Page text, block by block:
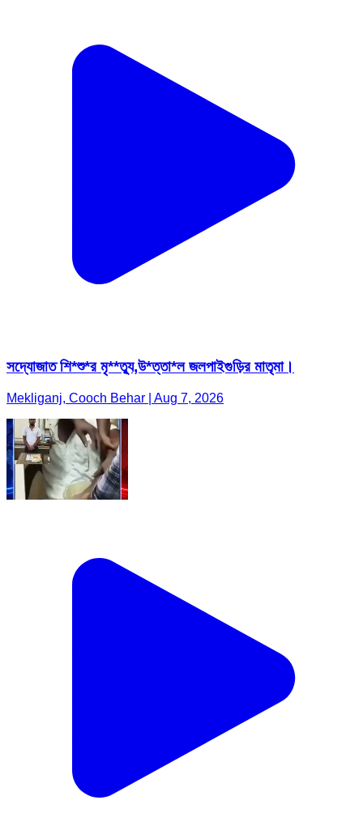
সদ্যোজাত শি*শু*র মৃ**ত্যু,উ*ত্তা*ল জলপাইগুড়ির মাতৃমা।
Mekliganj, Cooch Behar | Aug 7, 2026